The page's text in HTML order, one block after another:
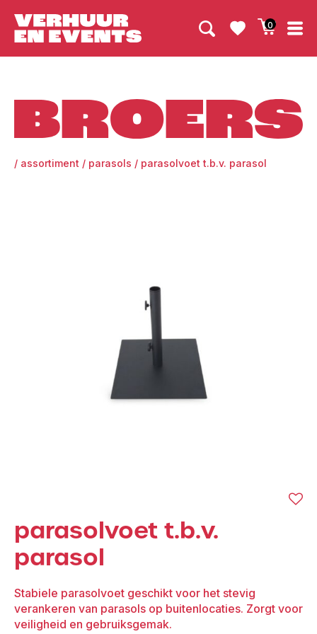
0
/ assortiment / parasols / parasolvoet t.b.v. parasol
parasolvoet t.b.v.
parasol
Stabiele parasolvoet geschikt voor het stevig
verankeren van parasols op buitenlocaties. Zorgt voor
veiligheid en gebruiksgemak.